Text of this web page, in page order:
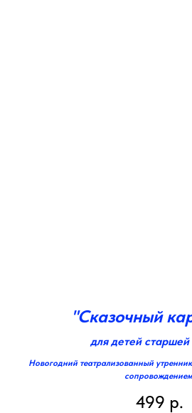
"Сказочный
для детей старшей
Новогодний театрализованный
499 р.